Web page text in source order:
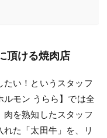
頂ける焼肉店
い！というスタッフ
モン うらら】では全
を熟知したスタッフ
た「太田牛」を、リ